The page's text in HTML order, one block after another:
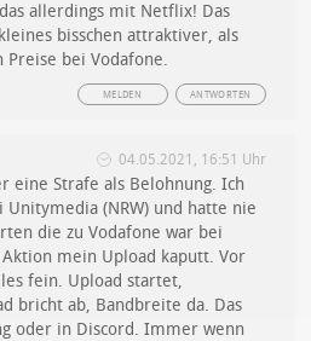
allerdings mit Netflix! Das
bisschen attraktiver, als
bei Vodafone.
ANTWORTEN
MELDEN
04.05.2021, 16:51 Uhr
eine Strafe als Belohnung. Ich
(NRW) und hatte nie
die zu Vodafone war bei
mein Upload kaputt. Vor
fein. Upload startet,
bricht ab, Bandbreite da. Das
oder in Discord. Immer wenn